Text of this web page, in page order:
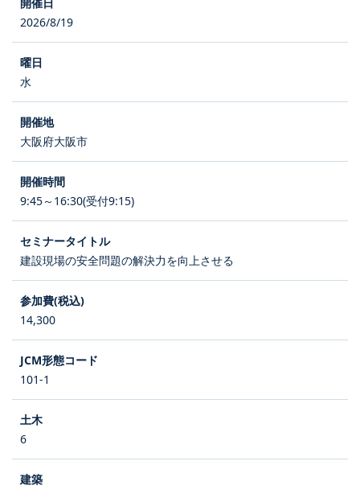
2026/8/19
水
大阪府大阪市
9:45～16:30(受付9:15)
建設現場の安全問題の解決力を向上させる
14,300
101-1
6